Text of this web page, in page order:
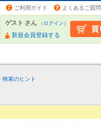
ご利用ガイド よくあるご質問
ゲスト さん （ログイン）
新規会員登録する
検索のヒント